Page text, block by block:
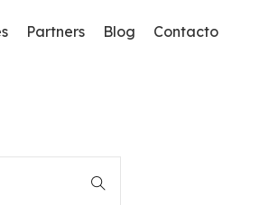
Partners Blog Contacto